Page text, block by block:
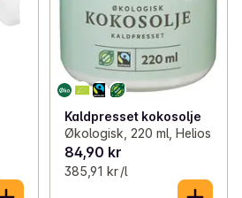
Kaldpresset kokosolje
Økologisk, 220 ml, Helios
84,90 kr
385,91 kr /l